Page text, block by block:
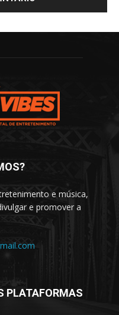
e música,
e promover a
PLATAFORMAS